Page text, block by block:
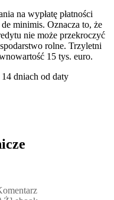
na wypłatę płatności
minimis. Oznacza to, że
nie może przekroczyć
rolne. Trzyletni
15 tys. euro.
dniach od daty